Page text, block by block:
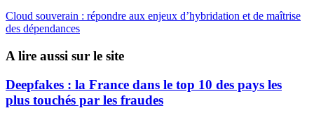
Cloud souverain : répondre aux enjeux d’hybridation et de maîtrise
des dépendances
A lire aussi sur le site
Deepfakes : la France dans le top 10 des pays les
plus touchés par les fraudes